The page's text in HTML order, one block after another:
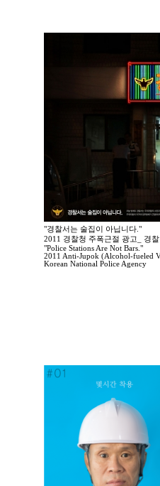
"경찰서는 술집이 아닙니다."
2011 경찰청 주폭근절 광고_ 경찰
"Police Stations Are Not Bars."
2011 Anti-Jupok (Alcohol-fueled
Korean National Police Agency